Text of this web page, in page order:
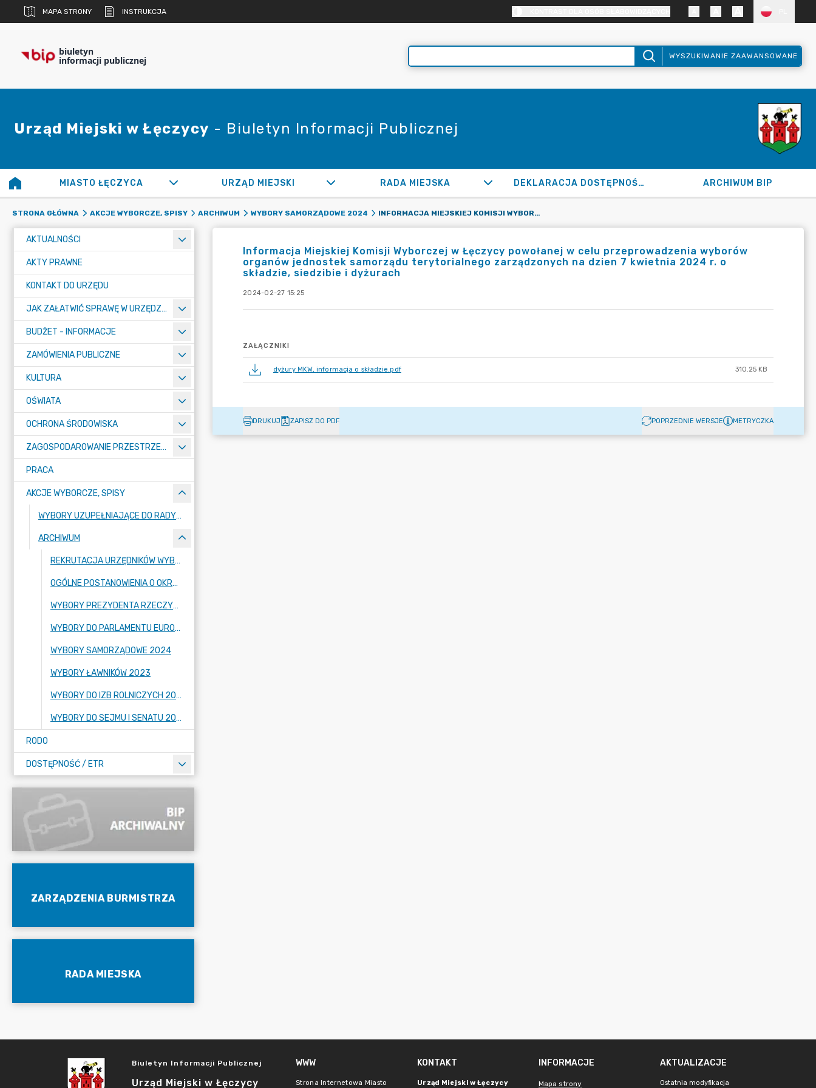
MAPA STRONY INSTRUKCJA
biuletyn
informacji publicznej WYSZUKIWANIE ZAAWANSOWANE
Urząd Miejski w Łęczycy - Biuletyn Informacji Publicznej
MIASTO ŁĘCZYCA URZĄD MIEJSKI RADA MIEJSKA DEKLARACJA DOSTĘPNOŚCI ARCHIWUM BIP
STRONA GŁÓWNA AKCJE WYBORCZE, SPISY ARCHIWUM WYBORY SAMORZĄDOWE 2024 INFORMACJA MIEJSKIEJ KOMISJI WYBORCZEJ W ŁĘCZYCY POWOŁANEJ W CELU PRZEPROWADZENIA WYBORÓW ORGANÓW JEDNOSTEK SAMORZĄDU TERYTORIALNEGO ZARZĄDZONYCH NA DZIEN 7 KWIETNIA 2024 R. O SKŁADZIE, SIEDZIBIE I DYŻURACH
AKTUALNOŚCI
AKTY PRAWNE
KONTAKT DO URZĘDU
JAK ZAŁATWIĆ SPRAWĘ W URZĘDZIE
BUDŻET - INFORMACJE
ZAMÓWIENIA PUBLICZNE
KULTURA
OŚWIATA
OCHRONA ŚRODOWISKA
ZAGOSPODAROWANIE PRZESTRZENNE
PRACA
AKCJE WYBORCZE, SPISY
WYBORY UZUPEŁNIAJĄCE DO RADY MIEJSKIEJ W ŁĘCZYCY
ARCHIWUM
REKRUTACJA URZĘDNIKÓW WYBORCZYCH
OGÓLNE POSTANOWIENIA O OKRĘGACH I OBWODACH
WYBORY PREZYDENTA RZECZYPOSPOLITEJ POLSKIEJ 2025
WYBORY DO PARLAMENTU EUROPEJSKIEGO
WYBORY SAMORZĄDOWE 2024
WYBORY ŁAWNIKÓW 2023
WYBORY DO IZB ROLNICZYCH 2023
WYBORY DO SEJMU I SENATU 2023
RODO
DOSTĘPNOŚĆ / ETR
ZARZĄDZENIA BURMISTRZA
RADA MIEJSKA
Informacja Miejskiej Komisji Wyborczej w Łęczycy powołanej w celu przeprowadzenia wyborów
organów jednostek samorządu terytorialnego zarządzonych na dzien 7 kwietnia 2024 r. o
składzie, siedzibie i dyżurach
2024-02-27 15:25
ZAŁĄCZNIKI
dyżury MKW, informacja o składzie.pdf 310.25 KB
DRUKUJ ZAPISZ DO PDF POPRZEDNIE WERSJE METRYCZKA
Biuletyn Informacji Publicznej
Urząd Miejski w Łęczycy
WWW
Strona Internetowa Miasto
KONTAKT
Urząd Miejski w Łęczycy
INFORMACJE
Mapa strony
AKTUALIZACJE
Ostatnia modyfikacja